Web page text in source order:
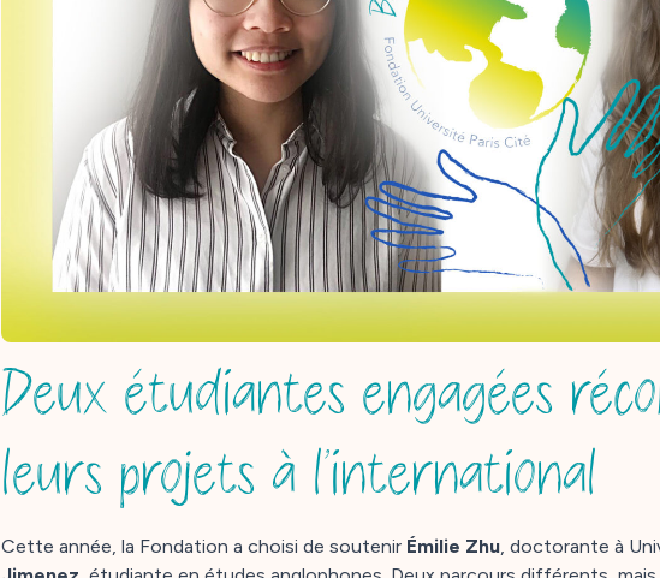
Deux étudiantes engagées
leurs projets à l’international
Cette année, la Fondation a choisi de soutenir Émilie Zhu, doctorante à